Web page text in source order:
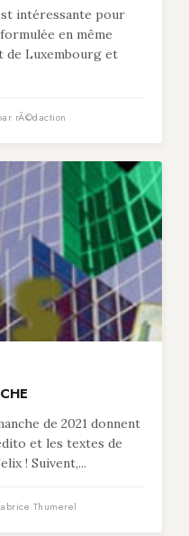
intéressante pour
en même
de Luxembourg et
rÃ©daction
de 2021 donnent
et les textes de
! Suivent,...
Thumerel